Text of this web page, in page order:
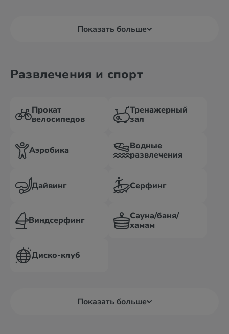
Показать больше
Развлечения и спорт
Прокат
велосипедов
Тренажерный
зал
Аэробика
Водные
развлечения
Дайвинг Серфинг
Виндсерфинг
Сауна/баня/
хамам
Диско-клуб
Показать больше